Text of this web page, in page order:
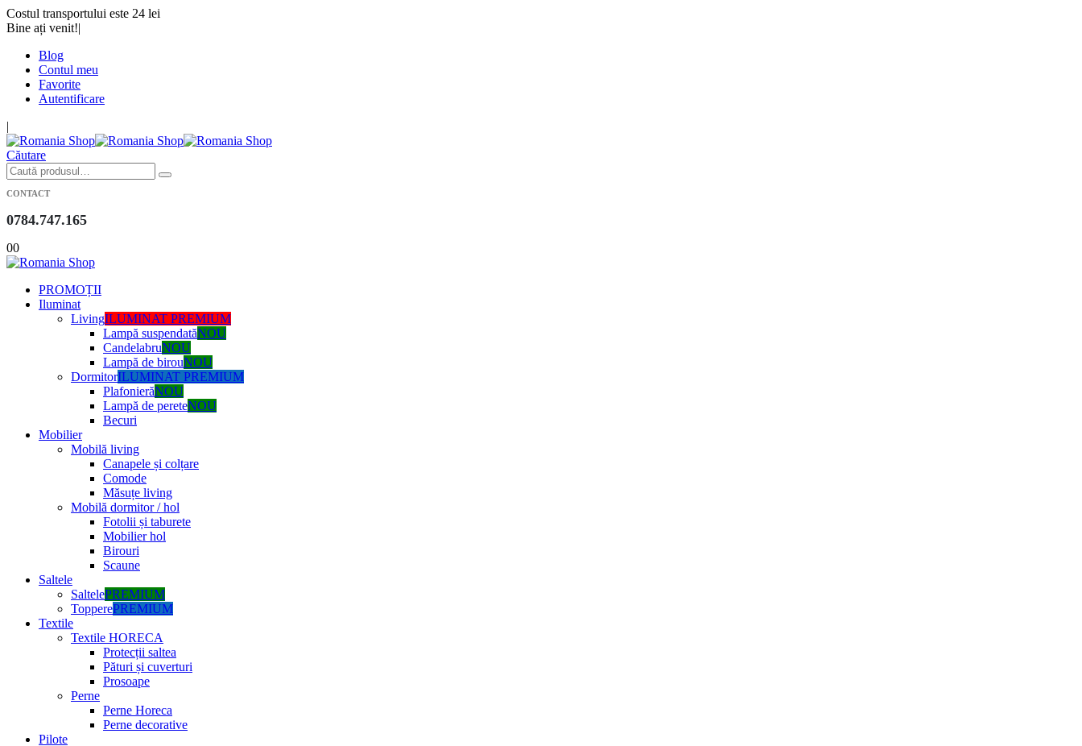
Costul transportului este 24 lei
Bine ați venit!|
Blog
Contul meu
Favorite
Autentificare
|
Căutare
CONTACT
0784.747.165
00
PROMOȚII
Iluminat
LivingILUMINAT PREMIUM
Lampă suspendatăNOU
CandelabruNOU
Lampă de birouNOU
DormitorILUMINAT PREMIUM
PlafonierăNOU
Lampă de pereteNOU
Becuri
Mobilier
Mobilă living
Canapele și colțare
Comode
Măsuțe living
Mobilă dormitor / hol
Fotolii și taburete
Mobilier hol
Birouri
Scaune
Saltele
SaltelePREMIUM
TopperePREMIUM
Textile
Textile HORECA
Protecții saltea
Pături și cuverturi
Prosoape
Perne
Perne Horeca
Perne decorative
Pilote